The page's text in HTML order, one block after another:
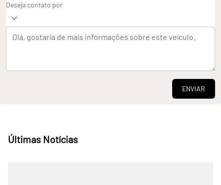
Deseja contato por
ENVIAR
Últimas Notícias